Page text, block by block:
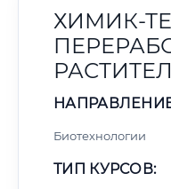
ХИМИК-
Биотехнологии
ТИП КУРСОВ: